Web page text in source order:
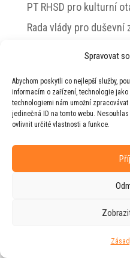
Spravovat
Abychom poskytli co nejlepší služby,
informacím o zařízení, technologie
technologiemi nám umožní
jedinečná ID na tomto webu.
ovlivnit určité vlastnosti a funkce.
PT RHSD pro kulturní
Rada vlády pro duševní
© 2026 Jiří Horecký
Web vytvořila firma